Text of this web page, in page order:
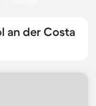
an der Costa